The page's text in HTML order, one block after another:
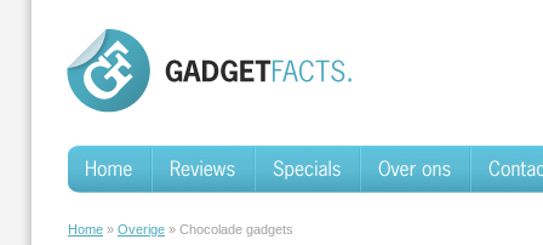
Home » Overige » Chocolade gadgets